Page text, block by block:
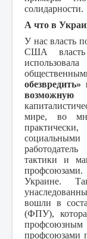
солидарности.
А что в
У нас власть
США власть
возможную
мире, во
тактики и
Украине.
вошли в
(ФПУ),
профсоюзным
профсоюзами